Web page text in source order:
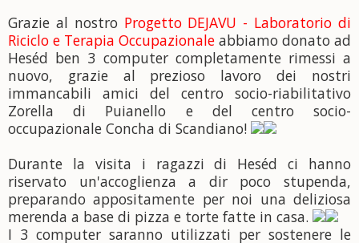
Grazie al nostro Progetto DEJAVU - Laboratorio di
Riciclo e Terapia Occupazionale abbiamo donato ad
Heséd ben 3 computer completamente rimessi a
nuovo, grazie al prezioso lavoro dei nostri
immancabili amici del centro socio-riabilitativo
Zorella di Puianello e del centro socio-
occupazionale Concha di Scandiano!
Durante la visita i ragazzi di Heséd ci hanno
riservato un'accoglienza a dir poco stupenda,
preparando appositamente per noi una deliziosa
merenda a base di pizza e torte fatte in casa.
I 3 computer saranno utilizzati per sostenere le